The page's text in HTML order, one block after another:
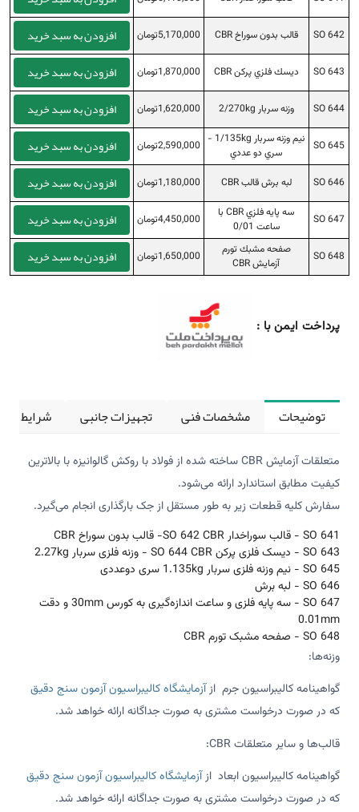
SO 642 قالب بدون سوراخ CBR 5,170,000تومان افزودن به سبد خرید
SO 643 ديسك فلزي پركن CBR 1,870,000تومان افزودن به سبد خرید
SO 644 وزنه سربار 2/270kg 1,620,000تومان افزودن به سبد خرید
SO 645
نيم وزنه سربار 1/135kg -
سري دو عددي
2,590,000تومان افزودن به سبد خرید
SO 646 لبه برش قالب CBR 1,180,000تومان افزودن به سبد خرید
SO 647
سه پايه فلزي CBR با
ساعت 0/01
4,450,000تومان افزودن به سبد خرید
SO 648
صفحه مشبك تورم
آزمايش CBR
1,650,000تومان افزودن به سبد خرید
پرداخت ایمن با :
توضیحات مشخصات فنی تجهیزات جانبی شرایط
متعلقات آزمایش CBR ساخته شده از فولاد با روکش گالوانیزه با بالاترین
کیفیت مطابق استاندارد ارائه می‌شود.
سفارش کلیه قطعات زیر به طور مستقل از جک بارگذاری انجام می‌گیرد.
SO 641 - قالب سوراخدار CBR
SO 642- قالب بدون سوراخ CBR
SO 643 - دیسک فلزی پرکن CBR
SO 644 - وزنه فلزی سربار 2.27kg
SO 645 - نیم وزنه فلزی سربار 1.135kg سری دوعددی
SO 646 - لبه برش
SO 647 - سه پایه فلزی و ساعت اندازه‌گیری به کورس 30mm و دقت
0.01mm
SO 648 - صفحه مشبک تورم CBR
وزنه‌ها:
گواهینامه کالیبراسیون جرم ازآزمایشگاه کالیبراسیون آزمون سنج دقیق
که در صورت درخواست مشتری به صورت جداگانه ارائه خواهد شد.
قالب‌ها و سایر متعلقات CBR:
گواهینامه کالیبراسیون ابعاد ازآزمایشگاه کالیبراسیون آزمون سنج دقیق
که در صورت درخواست مشتری به صورت جداگانه ارائه خواهد شد.